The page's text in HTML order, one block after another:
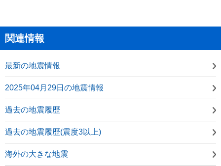
関連情報
最新の地震情報
2025年04月29日の地震情報
過去の地震履歴
過去の地震履歴(震度3以上)
海外の大きな地震